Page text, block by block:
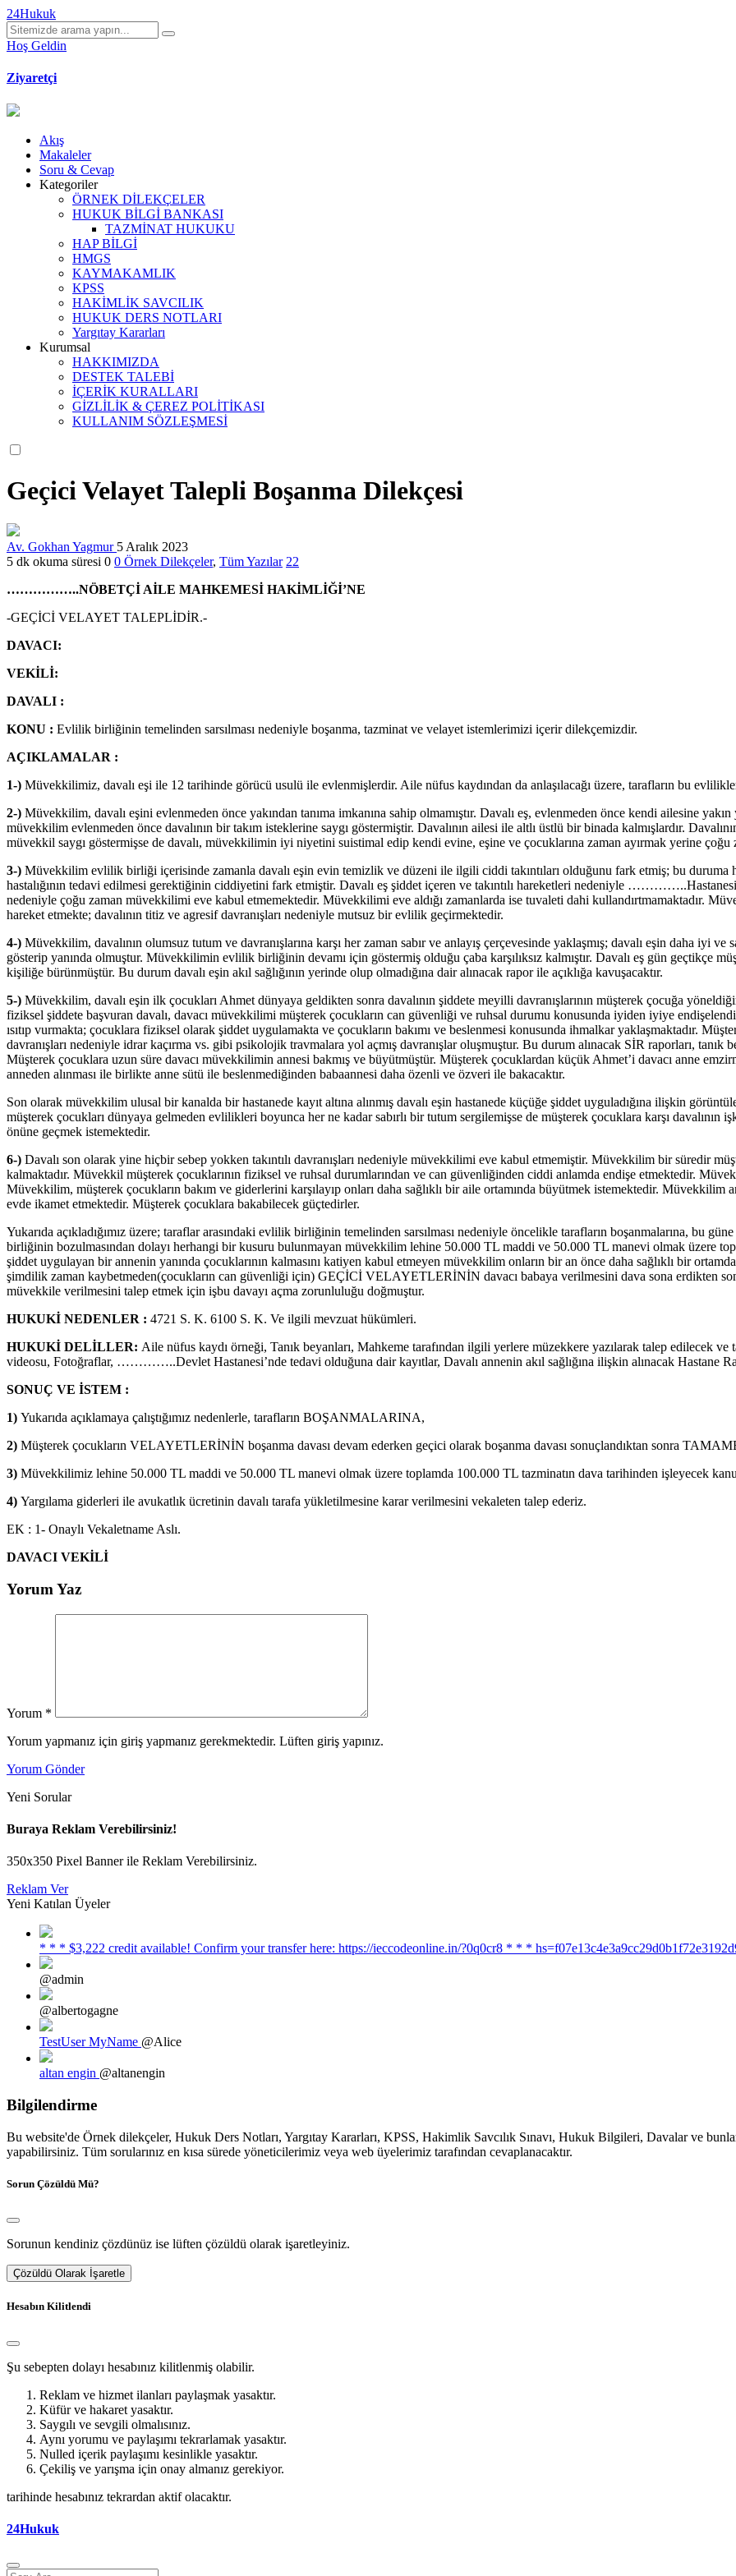
24Hukuk
Hoş Geldin
Ziyaretçi
Akış
Makaleler
Soru & Cevap
Kategoriler
ÖRNEK DİLEKÇELER
HUKUK BİLGİ BANKASI
TAZMİNAT HUKUKU
HAP BİLGİ
HMGS
KAYMAKAMLIK
KPSS
HAKİMLİK SAVCILIK
HUKUK DERS NOTLARI
Yargıtay Kararları
Kurumsal
HAKKIMIZDA
DESTEK TALEBİ
İÇERİK KURALLARI
GİZLİLİK & ÇEREZ POLİTİKASI
KULLANIM SÖZLEŞMESİ
Geçici Velayet Talepli Boşanma Dilekçesi
Av. Gokhan Yagmur 5 Aralık 2023
5 dk okuma süresi 0 0 Örnek Dilekçeler, Tüm Yazılar 22
……………..NÖBETÇİ AİLE MAHKEMESİ HAKİMLİĞİ’NE
-GEÇİCİ VELAYET TALEPLİDİR.-
DAVACI:
VEKİLİ:
DAVALI :
KONU : Evlilik birliğinin temelinden sarsılması nedeniyle boşanma, tazminat ve velayet istemlerimizi içerir dilekçemizdir.
AÇIKLAMALAR :
1-) Müvekkilimiz, davalı eşi ile 12 tarihinde görücü usulü ile evlenmişlerdir. Aile nüfus kaydından da anlaşılacağı üzere, tarafların bu
2-) Müvekkilim, davalı eşini evlenmeden önce yakından tanıma imkanına sahip olmamıştır. Davalı eş, evlenmeden önce kendi ailesine
müvekkilim evlenmeden önce davalının bir takım isteklerine saygı göstermiştir. Davalının ailesi ile altlı üstlü bir binada kalmışlardır.
müvekkil saygı göstermişse de davalı, müvekkilimin iyi niyetini suistimal edip kendi evine, eşine ve çocuklarına zaman ayırmak yerine
3-) Müvekkilim evlilik birliği içerisinde zamanla davalı eşin evin temizlik ve düzeni ile ilgili ciddi takıntıları olduğunu fark etmiş; bu duruma
hastalığının tedavi edilmesi gerektiğinin ciddiyetini fark etmiştir. Davalı eş şiddet içeren ve takıntılı hareketleri nedeniyle
nedeniyle çoğu zaman müvekkilimi eve kabul etmemektedir. Müvekkilimi eve aldığı zamanlarda ise tuvaleti dahi kullandırtmamaktadır.
hareket etmekte; davalının titiz ve agresif davranışları nedeniyle mutsuz bir evlilik geçirmektedir.
4-) Müvekkilim, davalının olumsuz tutum ve davranışlarına karşı her zaman sabır ve anlayış çerçevesinde yaklaşmış; davalı eşin daha iyi
gösterip yanında olmuştur. Müvekkilimin evlilik birliğinin devamı için göstermiş olduğu çaba karşılıksız kalmıştır. Davalı eş gün geçtikçe
kişiliğe bürünmüştür. Bu durum davalı eşin akıl sağlığının yerinde olup olmadığına dair alınacak rapor ile açıklığa kavuşacaktır.
5-) Müvekkilim, davalı eşin ilk çocukları Ahmet dünyaya geldikten sonra davalının şiddete meyilli davranışlarının müşterek çocuğa
fiziksel şiddete başvuran davalı, davacı müvekkilimi müşterek çocukların can güvenliği ve ruhsal durumu konusunda iyiden iyiye
ısıtıp vurmakta; çocuklara fiziksel olarak şiddet uygulamakta ve çocukların bakımı ve beslenmesi konusunda ihmalkar yaklaşmaktadır.
davranışları nedeniyle idrar kaçırma vs. gibi psikolojik travmalara yol açmış davranışlar oluşmuştur. Bu durum alınacak SİR raporları, tanık
Müşterek çocuklara uzun süre davacı müvekkilimin annesi bakmış ve büyütmüştür. Müşterek çocuklardan küçük Ahmet’i davacı anne
anneden alınması ile birlikte anne sütü ile beslenmediğinden babaannesi daha özenli ve özveri ile bakacaktır.
Son olarak müvekkilim ulusal bir kanalda bir hastanede kayıt altına alınmış davalı eşin hastanede küçüğe şiddet uyguladığına ilişkin
müşterek çocukları dünyaya gelmeden evlilikleri boyunca her ne kadar sabırlı bir tutum sergilemişse de müşterek çocuklara karşı davalının
önüne geçmek istemektedir.
6-) Davalı son olarak yine hiçbir sebep yokken takıntılı davranışları nedeniyle müvekkilimi eve kabul etmemiştir. Müvekkilim bir süredir
kalmaktadır. Müvekkil müşterek çocuklarının fiziksel ve ruhsal durumlarından ve can güvenliğinden ciddi anlamda endişe etmektedir.
Müvekkilim, müşterek çocukların bakım ve giderlerini karşılayıp onları daha sağlıklı bir aile ortamında büyütmek istemektedir.
evde ikamet etmektedir. Müşterek çocuklara bakabilecek güçtedirler.
Yukarıda açıkladığımız üzere; taraflar arasındaki evlilik birliğinin temelinden sarsılması nedeniyle öncelikle tarafların boşanmalarına, bu
birliğinin bozulmasından dolayı herhangi bir kusuru bulunmayan müvekkilim lehine 50.000 TL maddi ve 50.000 TL manevi olmak üzere
şiddet uygulayan bir annenin yanında çocuklarının kalmasını katiyen kabul etmeyen müvekkilim onların bir an önce daha sağlıklı bir
şimdilik zaman kaybetmeden(çocukların can güvenliği için) GEÇİCİ VELAYETLERİNİN davacı babaya verilmesini dava sona erdikten
müvekkile verilmesini talep etmek için işbu davayı açma zorunluluğu doğmuştur.
HUKUKİ NEDENLER : 4721 S. K. 6100 S. K. Ve ilgili mevzuat hükümleri.
HUKUKİ DELİLLER: Aile nüfus kaydı örneği, Tanık beyanları, Mahkeme tarafından ilgili yerlere müzekkere yazılarak talep edilecek
videosu, Fotoğraflar, …………..Devlet Hastanesi’nde tedavi olduğuna dair kayıtlar, Davalı annenin akıl sağlığına ilişkin alınacak Hastane
SONUÇ VE İSTEM :
1) Yukarıda açıklamaya çalıştığımız nedenlerle, tarafların BOŞANMALARINA,
2) Müşterek çocukların VELAYETLERİNİN boşanma davası devam ederken geçici olarak boşanma davası sonuçlandıktan sonra
3) Müvekkilimiz lehine 50.000 TL maddi ve 50.000 TL manevi olmak üzere toplamda 100.000 TL tazminatın dava tarihinden işleyecek
4) Yargılama giderleri ile avukatlık ücretinin davalı tarafa yükletilmesine karar verilmesini vekaleten talep ederiz.
EK : 1- Onaylı Vekaletname Aslı.
DAVACI VEKİLİ
Yorum Yaz
Yorum *
Yorum yapmanız için giriş yapmanız gerekmektedir. Lüften giriş yapınız.
Yorum Gönder
Yeni Sorular
Buraya Reklam Verebilirsiniz!
350x350 Pixel Banner ile Reklam Verebilirsiniz.
Reklam Ver
Yeni Katılan Üyeler
* * * $3,222 credit available! Confirm your transfer here: https://ieccodeonline.in/?0q0cr8 * * *
@admin
@albertogagne
TestUser MyName @Alice
altan engin @altanengin
Bilgilendirme
Bu website'de Örnek dilekçeler, Hukuk Ders Notları, Yargıtay Kararları, KPSS, Hakimlik Savcılık Sınavı, Hukuk Bilgileri, Davalar ve
yapabilirsiniz. Tüm sorularınız en kısa sürede yöneticilerimiz veya web üyelerimiz tarafından cevaplanacaktır.
Sorun Çözüldü Mü?
Sorunun kendiniz çözdünüz ise lüften çözüldü olarak işaretleyiniz.
Çözüldü Olarak İşaretle
Hesabın Kilitlendi
Şu sebepten dolayı hesabınız kilitlenmiş olabilir.
Reklam ve hizmet ilanları paylaşmak yasaktır.
Küfür ve hakaret yasaktır.
Saygılı ve sevgili olmalısınız.
Aynı yorumu ve paylaşımı tekrarlamak yasaktır.
Nulled içerik paylaşımı kesinlikle yasaktır.
Çekiliş ve yarışma için onay almanız gerekiyor.
tarihinde hesabınız tekrardan aktif olacaktır.
24Hukuk